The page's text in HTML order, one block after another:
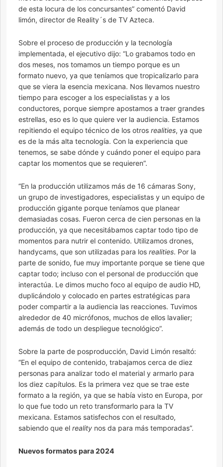
de esta locura de los concursantes” comentó David
limón, director de Reality´s de TV Azteca.
Sobre el proceso de producción y la tecnología
implementada, el ejecutivo dijo: “Lo grabamos todo en
dos meses, nos tomamos un tiempo porque es un
formato nuevo, ya que teníamos que tropicalizarlo para
que se viera la esencia mexicana. Nos llevamos nuestro
tiempo para escoger a los especialistas y a los
conductores, porque siempre apostamos a traer grandes
estrellas, eso es lo que quiere ver la audiencia. Estamos
repitiendo el equipo técnico de los otros realities, ya que
es de la más alta tecnología. Con la experiencia que
tenemos, se sabe dónde y cuándo poner el equipo para
captar los momentos que se requieren”.
“En la producción utilizamos más de 16 cámaras Sony,
un grupo de investigadores, especialistas y un equipo de
producción gigante porque teníamos que planear
demasiadas cosas. Fueron cerca de cien personas en la
producción, ya que necesitábamos captar todo tipo de
momentos para nutrir el contenido. Utilizamos drones,
handycams, que son utilizadas para los realities. Por la
parte de sonido, fue muy importante porque se tiene que
captar todo; incluso con el personal de producción que
interactúa. Le dimos mucho foco al equipo de audio HD,
duplicándolo y colocado en partes estratégicas para
poder compartir a la audiencia las reacciones. Tuvimos
alrededor de 40 micrófonos, muchos de ellos lavalier;
además de todo un despliegue tecnológico”.
Sobre la parte de posproducción, David Limón resaltó:
“En el equipo de contenido, trabajamos cerca de diez
personas para analizar todo el material y armarlo para
los diez capítulos. Es la primera vez que se trae este
formato a la región, ya que se había visto en Europa, por
lo que fue todo un reto transformarlo para la TV
mexicana. Estamos satisfechos con el resultado,
sabiendo que el reality nos da para más temporadas”.
Nuevos formatos para 2024